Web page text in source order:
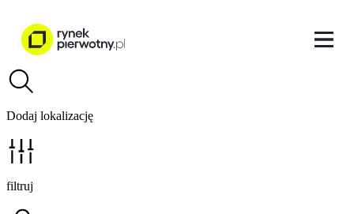
Dodaj lokalizację
filtruj